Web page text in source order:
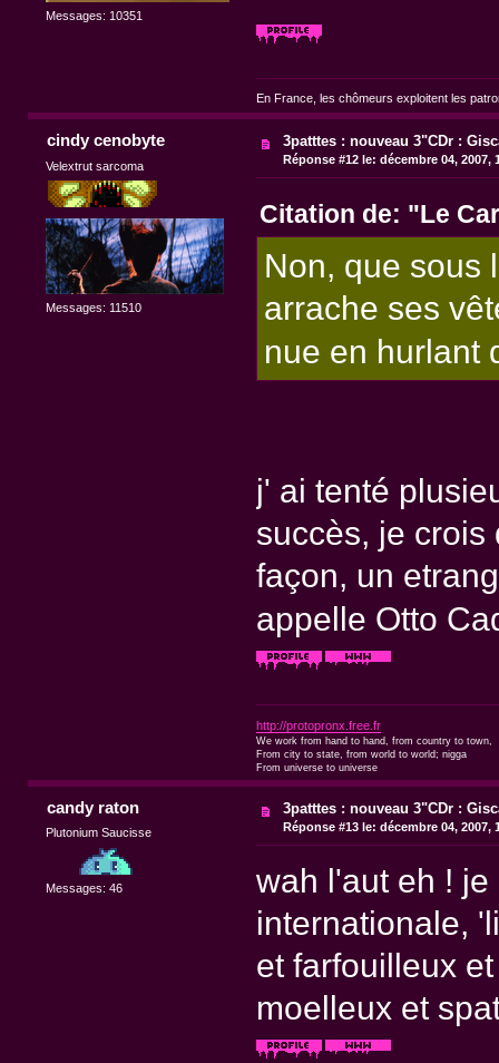
Messages: 10351
En France, les chômeurs exploitent les
cindy cenobyte
Velextrut sarcoma
Messages: 11510
3patttes : nouveau 3"CDr :
Réponse #12 le: décembre 04, 2007,
Citation de: "Le
Non, que sous
arrache ses
nue en
j' ai tenté
succès, je crois
façon, un
appelle Otto
http://protopronx.free.fr
We work from hand to hand, from country to town,
From city to state, from world to world; nigga
From universe to universe
candy raton
Plutonium Saucisse
Messages: 46
3patttes : nouveau 3"CDr :
Réponse #13 le: décembre 04, 2007,
wah l'aut eh !
internationale,
et farfouilleux
moelleux et